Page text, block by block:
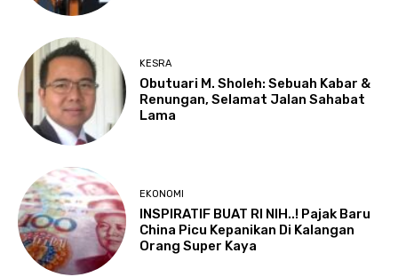
KESRA
Obutuari M. Sholeh: Sebuah Kabar &
Renungan, Selamat Jalan Sahabat
Lama
EKONOMI
INSPIRATIF BUAT RI NIH..! Pajak Baru
China Picu Kepanikan Di Kalangan
Orang Super Kaya